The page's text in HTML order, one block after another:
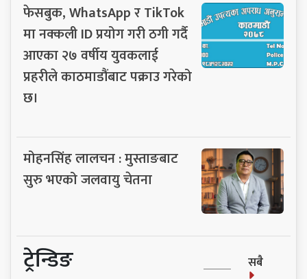
फेसबुक, WhatsApp र TikTok
मा नक्कली ID प्रयोग गरी ठगी गर्दै
आएका २७ वर्षीय युवकलाई
प्रहरीले काठमाडौंबाट पक्राउ गरेको
छ।
मोहनसिंह लालचन : मुस्ताङबाट
सुरु भएको जलवायु चेतना
ट्रेन्डिङ सबै